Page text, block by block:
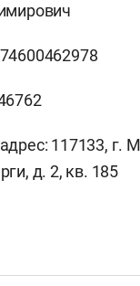
117133, г.
д. 2, кв. 185